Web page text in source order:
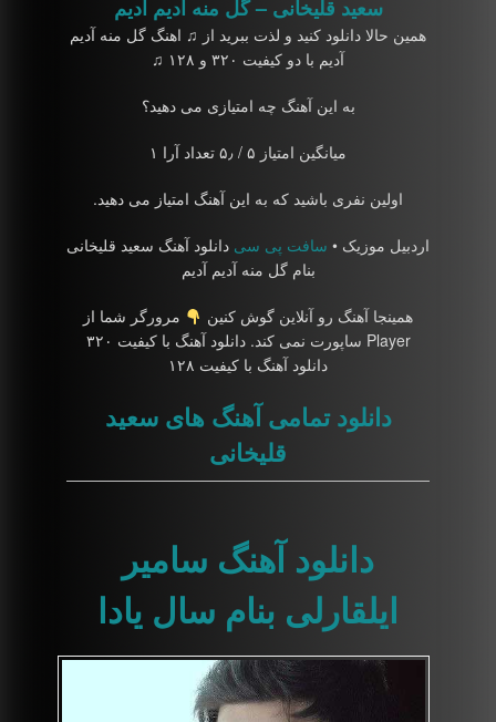
سعید قلیخانی – گل منه آدیم آدیم
همین حالا دانلود کنید و لذت ببرید از ♫ اهنگ گل منه آدیم
آدیم با دو کیفیت ۳۲۰ و ۱۲۸ ♫
به این آهنگ چه امتیازی می دهید؟
میانگین امتیاز ۵ / ۵٫ تعداد آرا ۱
اولین نفری باشید که به این آهنگ امتیاز می دهید.
اردبیل موزیک • سافت پی سی دانلود آهنگ سعید قلیخانی
بنام گل منه آدیم آدیم
همینجا آهنگ رو آنلاین گوش کنین
مرورگر شما از
Player ساپورت نمی کند. دانلود آهنگ با کیفیت ۳۲۰
دانلود آهنگ با کیفیت ۱۲۸
دانلود تمامی آهنگ های سعید
قلیخانی
دانلود آهنگ سامیر
ایلقارلی بنام سال یادا